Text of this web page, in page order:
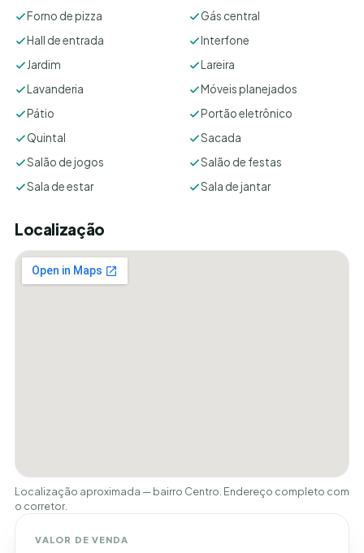
Forno de pizza
Gás central
Hall de entrada
Interfone
Jardim
Lareira
Lavanderia
Móveis planejados
Pátio
Portão eletrônico
Quintal
Sacada
Salão de jogos
Salão de festas
Sala de estar
Sala de jantar
Localização
Localização aproximada — bairro Centro. Endereço completo com
o corretor.
VALOR DE VENDA